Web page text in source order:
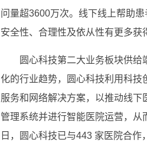
问量超3600万次。线下线上帮助
安全性、合理性及依从性有更多获
圆心科技第二大业务板块供
化的行业趋势，圆心科技利用科
服务和网络解决方案，以推动线
管理系统并进行智能医院运营，
日，圆心科技已与443 家医院合作